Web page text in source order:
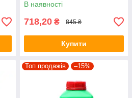
В наявності
718,20 ₴ 845 ₴
Купити
Топ продажів –15%